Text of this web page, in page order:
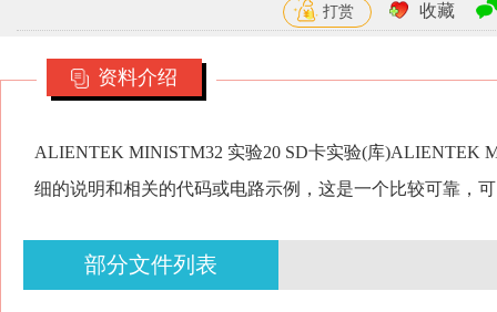
打赏 收藏
资料介绍
ALIENTEK MINISTM32 实验20 SD卡实验(库)ALIENTEK
细的说明和相关的代码或电路示例，这是一个比较可靠，
部分文件列表